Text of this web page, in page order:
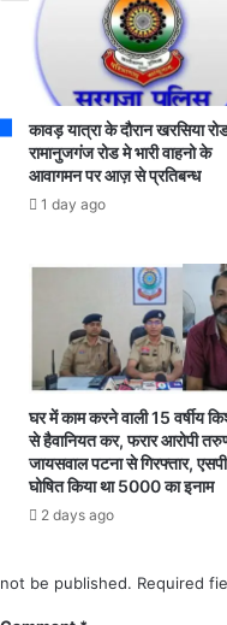
श्र
द्धा
ओं
फू
ल
,
ज
नी
सी
गौ
ने
कावड़ यात्रा के दौरान खरसिया
रामानुजगंज रोड मे भारी वाहनो के
आवागमन पर आज़ से प्रतिबन्ध
1 day ago
घर में काम करने वाली 15 वर्षीय
से हैवानियत कर, फरार आरोपी
जायसवाल पटना से गिरफ्तार,
घोषित किया था 5000 का इनाम
2 days ago
not be published. Required